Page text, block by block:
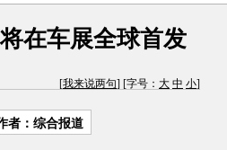
在车展全球首发
[我来说两句] [字号： 大 中 小]
者：综合报道